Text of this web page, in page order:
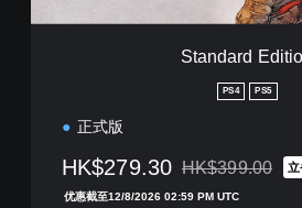
t
Standard
PS4 PS5
正式版
HK$279.30 从原价
HK$399.00 立
优惠截至12/8/2026 02:59 PM UTC